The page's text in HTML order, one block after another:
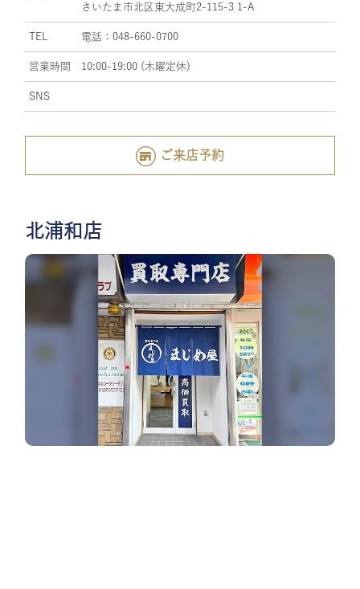
さいたま市北区東大成町2-115-3 1-A
TEL 電話：048-660-0700
営業時間 10:00-19:00 (木曜定休)
SNS
ご来店予約
北浦和店